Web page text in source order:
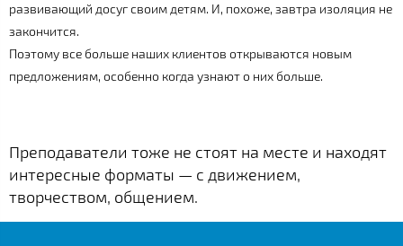
развивающий досуг своим детям. И, похоже, завтра изоляция не
закончится.
Поэтому все больше наших клиентов открываются новым
предложениям, особенно когда узнают о них больше.
Преподаватели тоже не стоят на месте и находят
интересные форматы — с движением,
творчеством, общением.